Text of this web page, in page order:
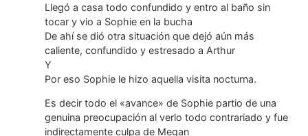
Llegó a casa todo confundido y entro al baño sin
tocar y vio a Sophie en la bucha
De ahí se dió otra situación que dejó aún más
caliente, confundido y estresado a Arthur
Y
Por eso Sophie le hizo aquella visita nocturna.
Es decir todo el «avance» de Sophie partio de una
genuina preocupación al verlo todo contrariado y fue
indirectamente culpa de Megan